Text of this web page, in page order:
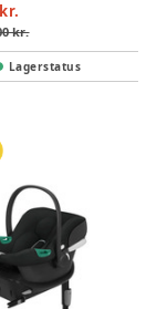
kr.
Lagerstatus